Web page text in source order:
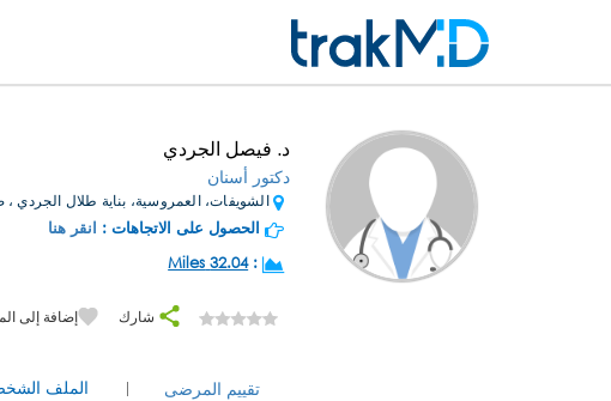
د. فيصل الجردي
دكتور أسنان
الشويفات، العمروسية، بناية طلال الجردي ،
الحصول على الاتجاهات : انقر هنا
:
32.04 Miles
شارك إضافة إلى
الملف تقييم المرضى